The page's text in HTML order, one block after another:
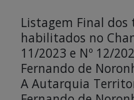
Listagem Final
habilitados no
11/2023 e Nº 12/
Fernando de
A Autarquia